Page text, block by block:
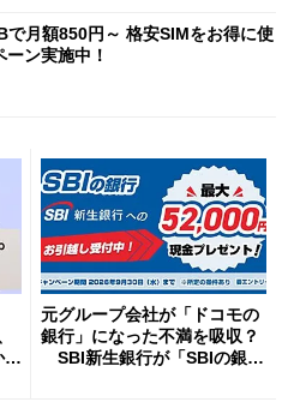
で月額850円～ 格安SIMをお得に使
ーン実施中！
元グループ会社が「ドコモの
銀行」になった不満を吸収？
SBI新生銀行が「SBIの銀